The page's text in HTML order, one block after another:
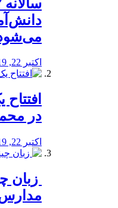
اکتبر 22, 2019
در
اکتبر 22, 2019
زبان